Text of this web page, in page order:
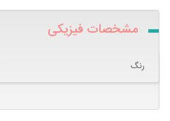
مشخصات فیزیکی
رنگ